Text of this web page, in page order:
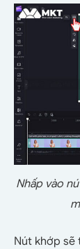
Nhấp vào
Nút khớp sẽ